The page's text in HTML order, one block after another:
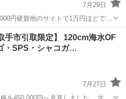
7月29日
円硬貨（昭和47年） ・EXPO70
の他
手市引取限定】 120cm海水OF
・SPS・シャコガ…
7月27日